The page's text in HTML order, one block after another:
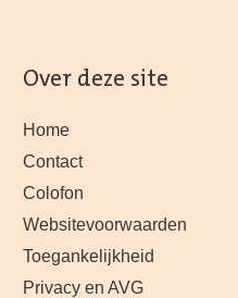
Over deze site
Home
Contact
Colofon
Websitevoorwaarden
Toegankelijkheid
Privacy en AVG